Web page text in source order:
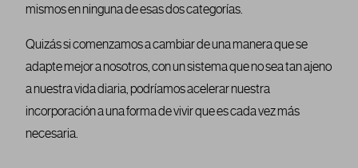
mismos en ninguna de esas dos categorías.
Quizás si comenzamos a cambiar de una manera que se
adapte mejor a nosotros, con un sistema que no sea tan ajeno
a nuestra vida diaria, podríamos acelerar nuestra
incorporación a una forma de vivir que es cada vez más
necesaria.